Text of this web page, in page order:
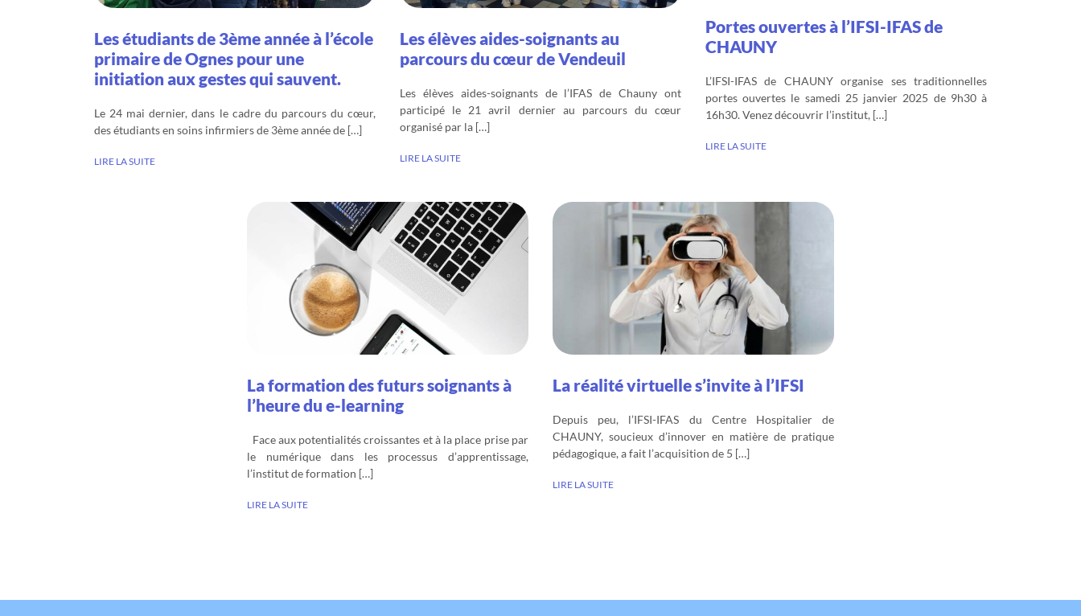
Les étudiants de 3ème année à l’école
primaire de Ognes pour une
initiation aux gestes qui sauvent.
Le 24 mai dernier, dans le cadre du parcours du cœur,
des étudiants en soins infirmiers de 3ème année de […]
LIRE LA SUITE
Les élèves aides-soignants au
parcours du cœur de Vendeuil
Les élèves aides-soignants de l’IFAS de Chauny ont
participé le 21 avril dernier au parcours du cœur
organisé par la […]
LIRE LA SUITE
Portes ouvertes à l’IFSI-IFAS de
CHAUNY
L’IFSI-IFAS de CHAUNY organise ses traditionnelles
portes ouvertes le samedi 25 janvier 2025 de 9h30 à
16h30. Venez découvrir l’institut, […]
LIRE LA SUITE
La formation des futurs soignants à
l’heure du e-learning
Face aux potentialités croissantes et à la place prise par
le numérique dans les processus d’apprentissage,
l’institut de formation […]
LIRE LA SUITE
La réalité virtuelle s’invite à l’IFSI
Depuis peu, l’IFSI-IFAS du Centre Hospitalier de
CHAUNY, soucieux d’innover en matière de pratique
pédagogique, a fait l’acquisition de 5 […]
LIRE LA SUITE